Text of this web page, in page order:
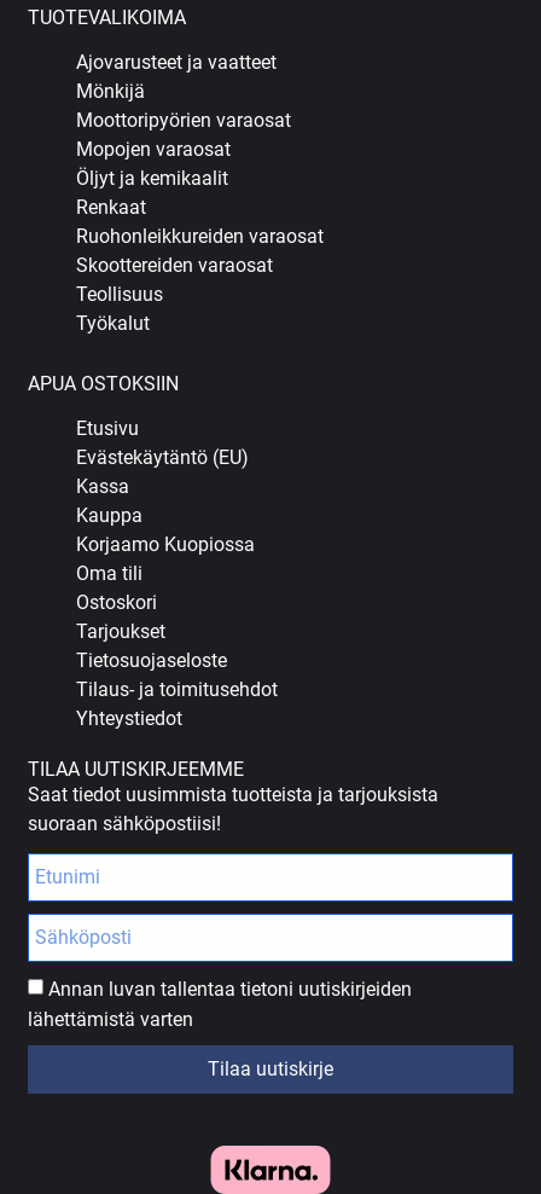
TUOTEVALIKOIMA
Ajovarusteet ja vaatteet
Mönkijä
Moottoripyörien varaosat
Mopojen varaosat
Öljyt ja kemikaalit
Renkaat
Ruohonleikkureiden varaosat
Skoottereiden varaosat
Teollisuus
Työkalut
APUA OSTOKSIIN
Etusivu
Evästekäytäntö (EU)
Kassa
Kauppa
Korjaamo Kuopiossa
Oma tili
Ostoskori
Tarjoukset
Tietosuojaseloste
Tilaus- ja toimitusehdot
Yhteystiedot
TILAA UUTISKIRJEEMME
Saat tiedot uusimmista tuotteista ja tarjouksista
suoraan sähköpostiisi!
Annan luvan tallentaa tietoni uutiskirjeiden
lähettämistä varten
Tilaa uutiskirje